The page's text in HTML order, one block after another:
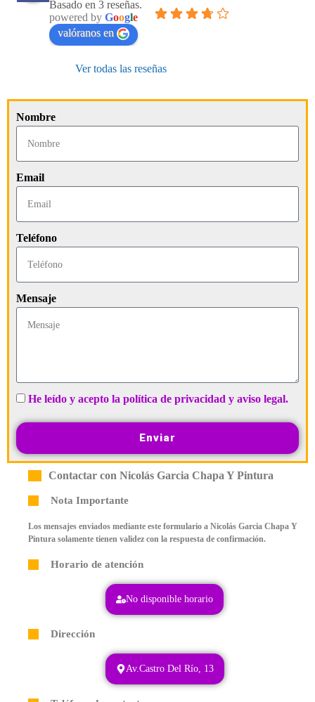
Basado en 3 reseñas.
powered by Google
valóranos en
Ver todas las reseñas
Nombre
Email
Teléfono
Mensaje
He leído y acepto la política de privacidad y aviso legal.
Enviar
Contactar con Nicolás Garcia Chapa Y Pintura
Nota Importante
Los mensajes enviados mediante este formulario a Nicolás Garcia Chapa Y
Pintura solamente tienen validez con la respuesta de confirmación.
Horario de atención
No disponible horario
Dirección
Av.Castro Del Río, 13